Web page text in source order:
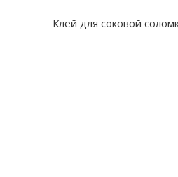
Клей для соковой